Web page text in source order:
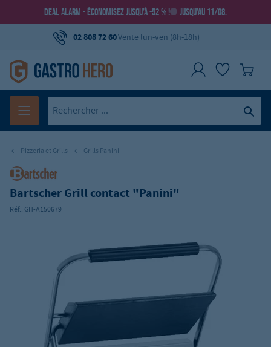
DEAL ALARM - ÉCONOMISEZ JUSQU’À -52 % ! JUSQU’AU 11/08.
02 808 72 60Vente lun-ven (8h-18h)
Pizzeria et Grills Grills Panini
Bartscher Grill contact "Panini"
Réf.: GH-A150679